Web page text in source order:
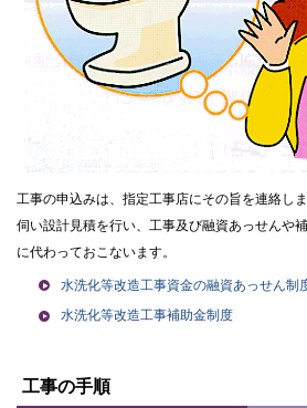
工事の申込みは、指定工事店にその旨を連絡し
伺い設計見積を行い、工事及び融資あっせんや
に代わっておこないます。
水洗化等改造工事資金の融資あっせん制
水洗化等改造工事補助金制度
ッ
プ
工事の手順